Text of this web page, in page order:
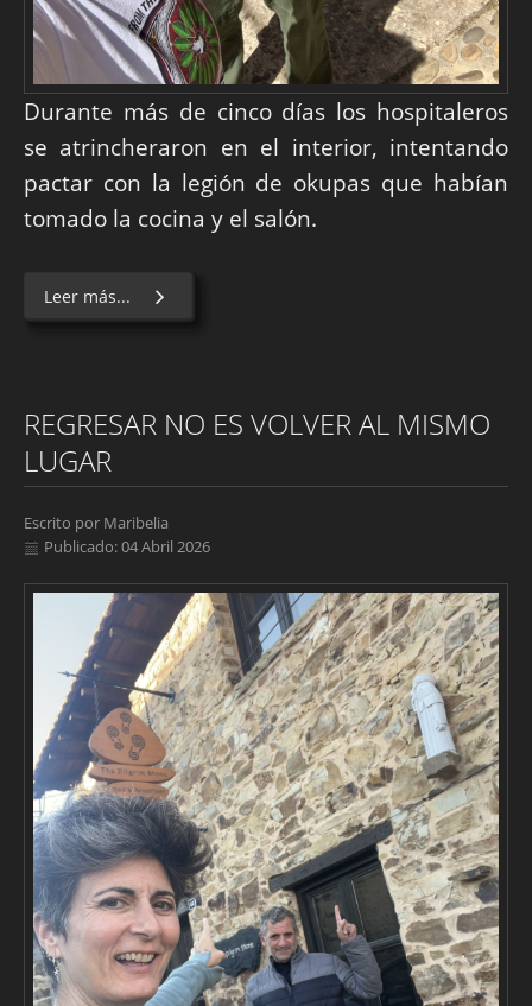
Durante más de cinco días los hospitaleros
se atrincheraron en el interior, intentando
pactar con la legión de okupas que habían
tomado la cocina y el salón.
Leer más...
REGRESAR NO ES VOLVER AL MISMO
LUGAR
Escrito por Maribelia
Publicado: 04 Abril 2026